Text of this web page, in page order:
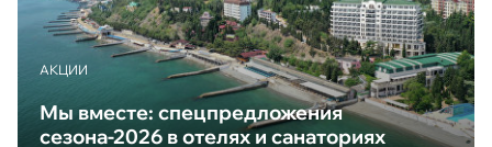
АКЦИИ
Мы вместе: спецпредложения
сезона-2026 в отелях и санаториях